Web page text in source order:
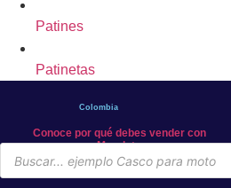
Patines
Patinetas
Colombia
Conoce por qué debes vender con
Mercleta
Búsqueda
de
productos